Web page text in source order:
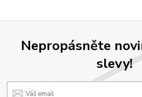
Nepropásněte
slevy!